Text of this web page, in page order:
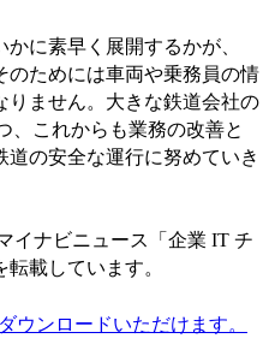
かに素早く展開するかが、
のためには車両や乗務員の情
りません。大きな鉄道会社の
、これからも業務の改善と
の安全な運行に努めていき
イナビニュース「企業 IT チ
載しています。
ウンロードいただけます。